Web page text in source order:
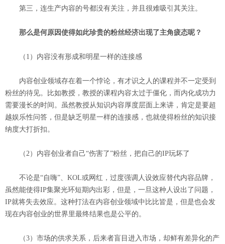
第三，连生产内容的号都没有关注，并且很难吸引其关注。
那么是何原因使得如此珍贵的粉丝经济出现了主角疲态呢？
（1）内容没有形成和明星一样的连接感
内容创业领域存在着一个悖论，有才识之人的课程并不一定受到
粉丝的待见。比如教授，教授的课程内容太过于僵化，而内化成功力
需要漫长的时间。虽然教授从知识内容厚度层面上来讲，肯定是要超
越娱乐性问答，但是缺乏明星一样的连接感，也就使得粉丝的知识接
纳度大打折扣。
（2）内容创业者自己“伤害了”粉丝，把自己的IP玩坏了
不论是“自嗨”、KOL或网红，过度强调人设效应替代内容品牌，
虽然能使得IP集聚光环短期内出彩，但是，一旦这种人设出了问题，
IP就将失去效应。这种打法在内容创业领域中比比皆是，但是也会发
现在内容创业的世界里最终结果也是公平的。
（3）市场的供求关系，后来者盲目进入市场，却鲜有差异化的产